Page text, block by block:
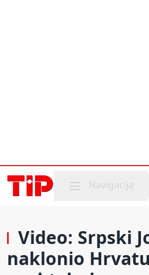
Mobile menu
Navigacija
Video: Srpski
naklonio